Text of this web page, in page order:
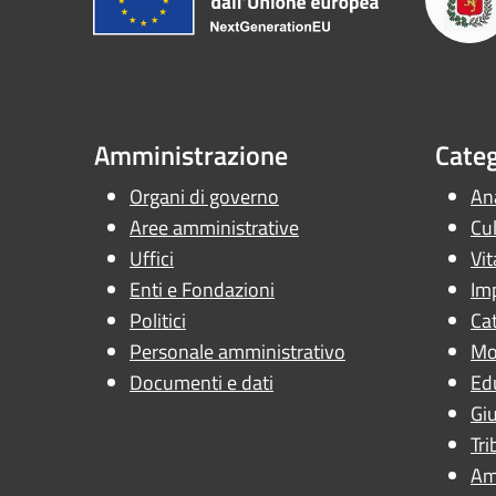
Amministrazione
Organi di governo
Aree amministrative
Uffici
Enti e Fondazioni
Politici
Personale amministrativo
Documenti e dati